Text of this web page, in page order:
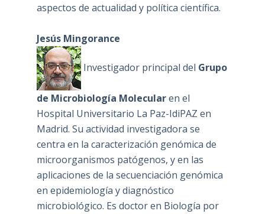
aspectos de actualidad y política científica.
Jesús Mingorance
Investigador principal del Grupo
de Microbiología Molecularen el
Hospital Universitario La Paz-IdiPAZ en
Madrid. Su actividad investigadora se
centra en la caracterización genómica de
microorganismos patógenos, y en las
aplicaciones de la secuenciación genómica
en epidemiología y diagnóstico
microbiológico. Es doctor en Biología por